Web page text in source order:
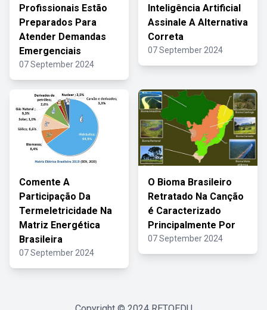
Profissionais Estão
Preparados Para
Atender Demandas
Emergenciais
07 September 2024
Inteligência Artificial
Assinale A Alternativa
Correta
07 September 2024
Comente A
Participação Da
Termeletricidade Na
Matriz Energética
Brasileira
07 September 2024
O Bioma Brasileiro
Retratado Na Canção
é Caracterizado
Principalmente Por
07 September 2024